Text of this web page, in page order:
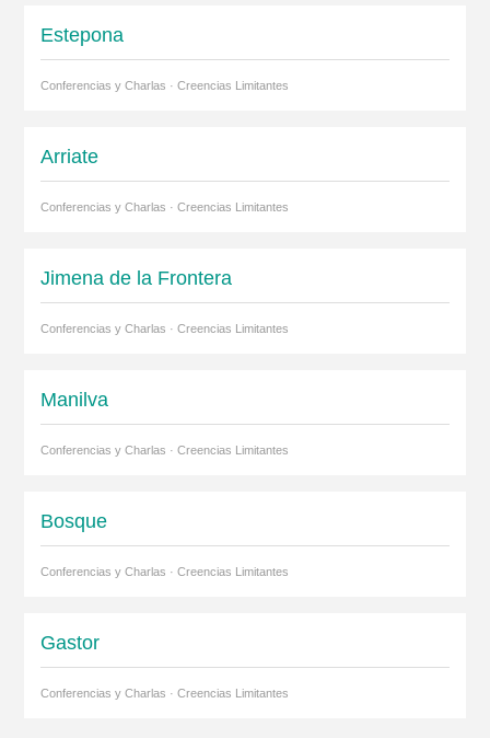
Estepona
Conferencias y Charlas · Creencias Limitantes
Arriate
Conferencias y Charlas · Creencias Limitantes
Jimena de la Frontera
Conferencias y Charlas · Creencias Limitantes
Manilva
Conferencias y Charlas · Creencias Limitantes
Bosque
Conferencias y Charlas · Creencias Limitantes
Gastor
Conferencias y Charlas · Creencias Limitantes